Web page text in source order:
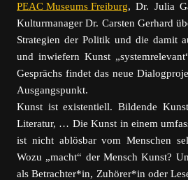
PEAC Museums Freiburg, Dr. Julia
Kulturmanager Dr. Carsten Gerhard
Strategien der Politik und die damit
und inwiefern Kunst
Gesprächs findet das neue
Ausgangspunkt.
Kunst ist existentiell. Bildende
Literatur, … Die Kunst in einem
ist nicht ablösbar vom Menschen
Wozu „macht“ der Mensch Kunst?
als Betrachter*in, Zuhörer*in oder